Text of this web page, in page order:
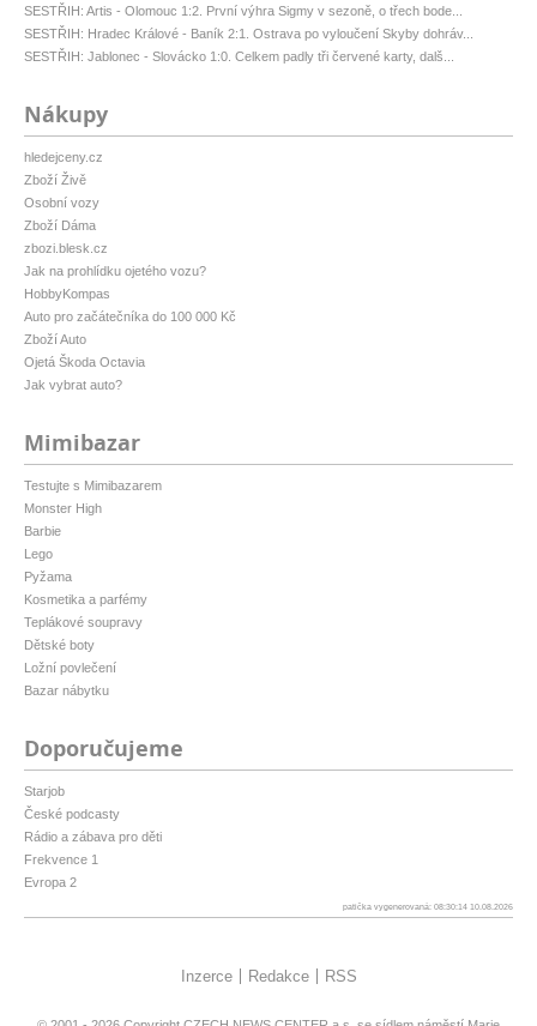
SESTŘIH: Artis - Olomouc 1:2. První výhra Sigmy v sezoně, o třech bode...
SESTŘIH: Hradec Králové - Baník 2:1. Ostrava po vyloučení Skyby dohráv...
SESTŘIH: Jablonec - Slovácko 1:0. Celkem padly tři červené karty, dalš...
Nákupy
hledejceny.cz
Zboží Živě
Osobní vozy
Zboží Dáma
zbozi.blesk.cz
Jak na prohlídku ojetého vozu?
HobbyKompas
Auto pro začátečníka do 100 000 Kč
Zboží Auto
Ojetá Škoda Octavia
Jak vybrat auto?
Mimibazar
Testujte s Mimibazarem
Monster High
Barbie
Lego
Pyžama
Kosmetika a parfémy
Teplákové soupravy
Dětské boty
Ložní povlečení
Bazar nábytku
Doporučujeme
Starjob
České podcasty
Rádio a zábava pro děti
Frekvence 1
Evropa 2
patička vygenerovaná: 08:30:14 10.08.2026
Inzerce Redakce RSS